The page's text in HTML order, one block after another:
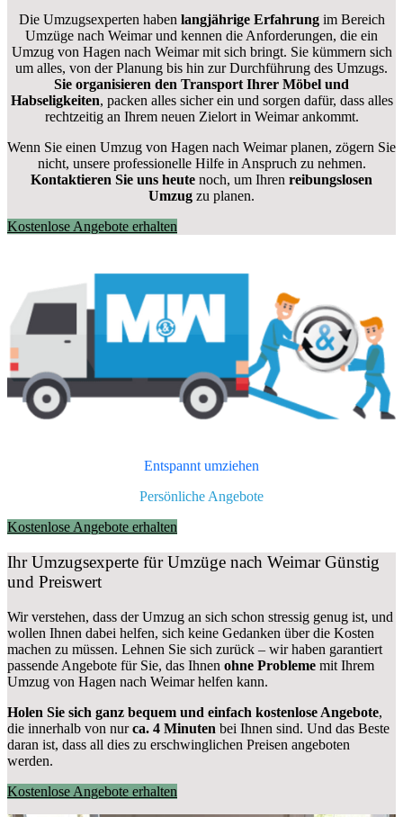
Die Umzugsexperten haben langjährige Erfahrungim Bereich
Umzüge nach Weimar und kennen die Anforderungen, die ein
Umzug von Hagen nach Weimar mit sich bringt. Sie kümmern sich
um alles, von der Planung bis hin zur Durchführung des Umzugs.
Sie organisieren den Transport Ihrer Möbel und
Habseligkeiten, packen alles sicher ein und sorgen dafür, dass alles
rechtzeitig an Ihrem neuen Zielort in Weimar ankommt.
Wenn Sie einen Umzug von Hagen nach Weimar planen, zögern Sie
nicht, unsere professionelle Hilfe in Anspruch zu nehmen.
Kontaktieren Sie uns heute noch, um Ihren reibungslosen
Umzug zu planen.
Kostenlose Angebote erhalten
Entspannt umziehen
Persönliche Angebote
Kostenlose Angebote erhalten
Ihr Umzugsexperte für Umzüge nach WeimarGünstig
und Preiswert
Wir verstehen, dass der Umzug an sich schon stressig genug ist, und
wollen Ihnen dabei helfen, sich keine Gedanken über die Kosten
machen zu müssen. Lehnen Sie sich zurück – wir haben garantiert
passende Angebote für Sie, das Ihnen ohne Probleme mit Ihrem
Umzug von Hagen nach Weimar helfen kann.
Holen Sie sich ganz bequem und einfach kostenlose Angebote,
die innerhalb von nurca. 4 Minuten bei Ihnen sind. Und das Beste
daran ist, dass all dies zu erschwinglichen Preisen angeboten
werden.
Kostenlose Angebote erhalten